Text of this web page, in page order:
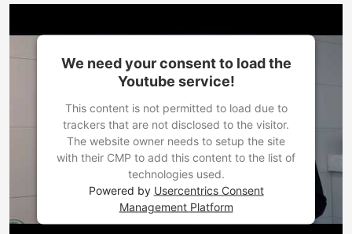
We need your consent to load the
Youtube service!
This content is not permitted to load due to
trackers that are not disclosed to the visitor.
The website owner needs to setup the site
with their CMP to add this content to the list of
technologies used.
Powered by Usercentrics Consent
Management Platform